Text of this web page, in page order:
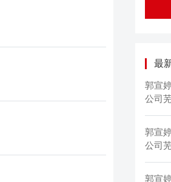
最
郭宣
公司
郭宣
公司
郭宣